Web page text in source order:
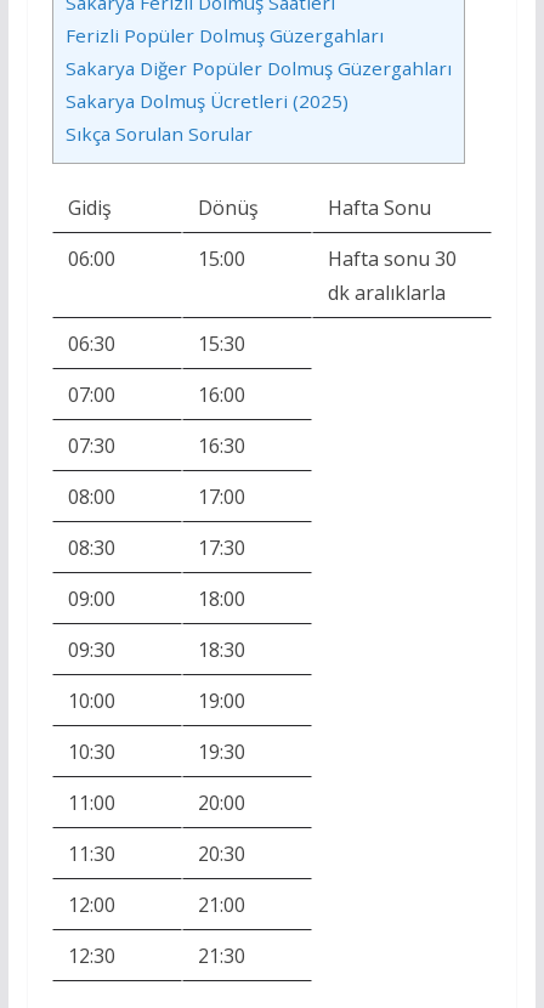
Ferizli Popüler Dolmuş Güzergahları
Sakarya Diğer Popüler Dolmuş Güzergahları
Sakarya Dolmuş Ücretleri (2025)
Sıkça Sorulan Sorular
Gidiş Dönüş
Hafta Sonu
06:00
15:00
Hafta sonu 30
dk aralıklarla
06:30
15:30
07:00
16:00
07:30
16:30
08:00
17:00
08:30
17:30
09:00
18:00
09:30
18:30
10:00
19:00
10:30
19:30
11:00
20:00
11:30
20:30
12:00
21:00
12:30
21:30